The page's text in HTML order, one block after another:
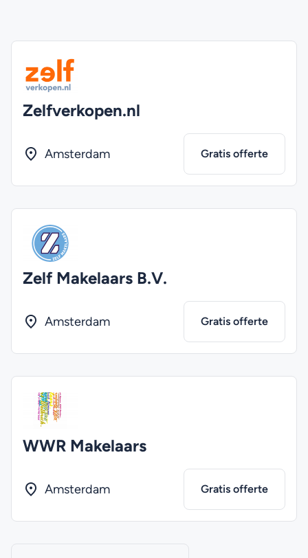
Zelfverkopen.nl
Amsterdam Gratis offerte
Zelf Makelaars B.V.
Amsterdam Gratis offerte
WWR Makelaars
Amsterdam Gratis offerte